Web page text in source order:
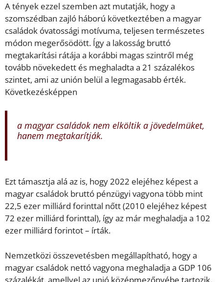
A tények ezzel szemben azt mutatják, hogy a
szomszédban zajló háború következtében a magyar
családok óvatossági motívuma, teljesen természetes
módon megerősödött. Így a lakosság bruttó
megtakarítási rátája a korábbi magas szintről még
tovább növekedett és meghaladta a 21 százalékos
szintet, ami az unión belül a legmagasabb érték.
Következésképpen
a magyar családok nem elköltik a jövedelmüket,
hanem megtakarítják.
Ezt támasztja alá az is, hogy 2022 elejéhez képest a
magyar családok bruttó pénzügyi vagyona több mint
22,5 ezer milliárd forinttal nőtt (2010 elejéhez képest
72 ezer milliárd forinttal), így az már meghaladja a 102
ezer milliárd forintot – írták.
Nemzetközi összevetésben megállapítható, hogy a
magyar családok nettó vagyona meghaladja a GDP 106
százalékát, amellyel az unió középmezőnyébe tartozik.